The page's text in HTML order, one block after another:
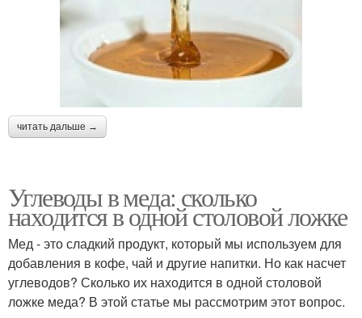
читать дальше →
Углеводы в меда: сколько
находится в одной столовой ложке
Мед - это сладкий продукт, который мы используем для
добавления в кофе, чай и другие напитки. Но как насчет
углеводов? Сколько их находится в одной столовой
ложке меда? В этой статье мы рассмотрим этот вопрос.